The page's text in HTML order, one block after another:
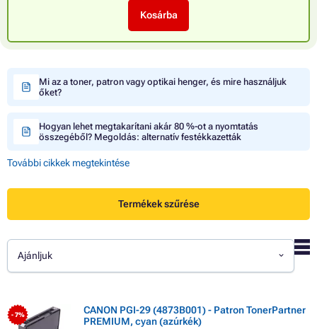
Kosárba
Mi az a toner, patron vagy optikai henger, és mire használjuk
őket?
Hogyan lehet megtakarítani akár 80 %-ot a nyomtatás
összegéből? Megoldás: alternatív festékkazetták
További cikkek megtekintése
Termékek szűrése
Ajánljuk
- 7%
CANON PGI-29 (4873B001) - Patron TonerPartner
PREMIUM, cyan (azúrkék)